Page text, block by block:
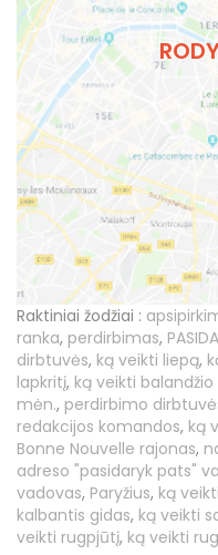
Raktiniai žodžiai :
ranka, perdirbimas,
dirbtuvės, ką veikti liepą,
lapkritį, ką veikti
mėn., perdirbimo
redakcijos komandos, ką
Bonne Nouvelle rajonas,
adreso "pasidaryk pats"
vadovas, Paryžius, ką
kalbantis gidas, ką veikti
veikti rugpjūtį, ką veikti